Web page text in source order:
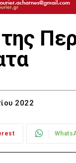
2022